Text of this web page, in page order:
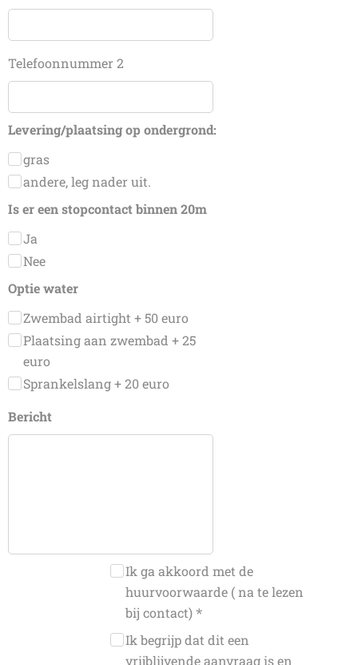
Telefoonnummer 2
Levering/plaatsing op ondergrond:
gras
andere, leg nader uit.
Is er een stopcontact binnen 20m
Ja
Nee
Optie water
Zwembad airtight + 50 euro
Plaatsing aan zwembad + 25
euro
Sprankelslang + 20 euro
Bericht
Ik ga akkoord met de
huurvoorwaarde ( na te lezen
bij contact)
Ik begrijp dat dit een
vrijblijvende aanvraag is en